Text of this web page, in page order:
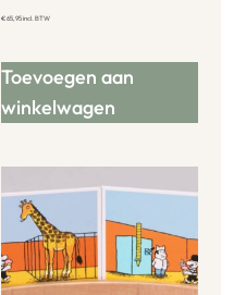
€65,95incl. BTW
Toevoegen aan
winkelwagen